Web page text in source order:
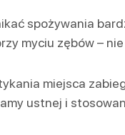
spożywania
myciu zębów –
miejsca
ustnej i